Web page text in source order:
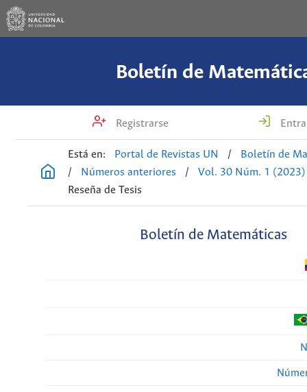
Boletín de
Registrarse
Está en: Portal de Revistas UN /
Boletín de
/
Números anteriores /
Vol. 30 Núm. 1 (2023)
Reseña de Tesis
Boletín de Matemáticas